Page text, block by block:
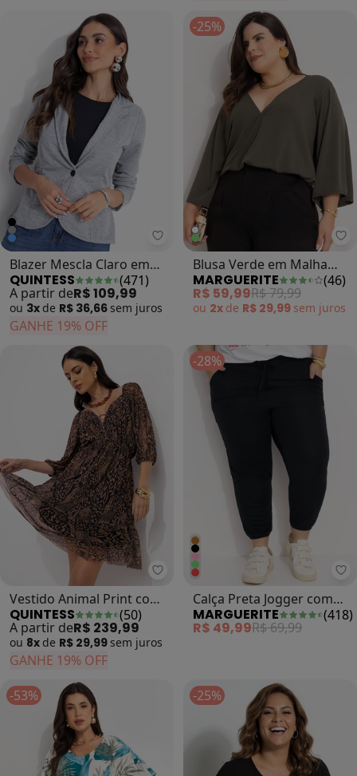
Quintess - Blazer Mescla Claro
Blazer Mescla Claro em
Moletinho
QUINTESS (471)
A partir deR$ 109,99
ou 3x de R$ 36,66 sem juros
GANHE 19% OFF
-25%
Blusa Verde em Malha
Anarruga
MARGUERITE (46)
R$ 59,99R$ 79,99
ou 2x de R$ 29,99 sem juros
Quintess - Vestido Animal Print
Vestido Animal Print com
Decote Profundo
QUINTESS (50)
A partir deR$ 239,99
ou 8x de R$ 29,99 sem juros
GANHE 19% OFF
-28%
Calça Preta Jogger com
Bolsos Plus Size
MARGUERITE (418)
R$ 49,99R$ 69,99
-53% -25%